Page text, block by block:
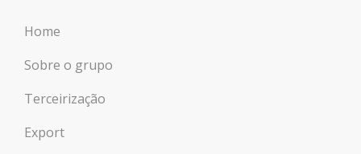
Home
Sobre o grupo
Terceirização
Export